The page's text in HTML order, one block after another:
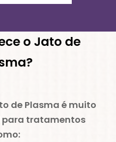
o Jato de
de Plasma é muito
para tratamentos